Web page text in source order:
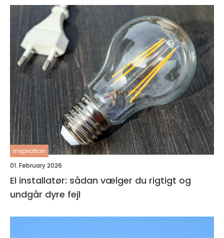
inspiration
01. February 2026
El installatør: sådan vælger du rigtigt og
undgår dyre fejl